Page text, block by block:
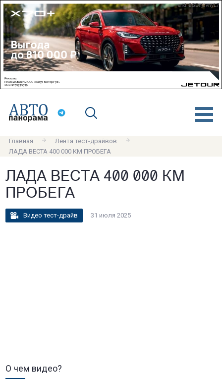
erid: 2SDnjdvnyL7
Главная
Лента тест-драйвов
ЛАДА ВЕСТА 400 000 КМ ПРОБЕГА
ЛАДА ВЕСТА 400 000 КМ
ПРОБЕГА
Видео тест-драйв 31 июля 2025
О чем видео?